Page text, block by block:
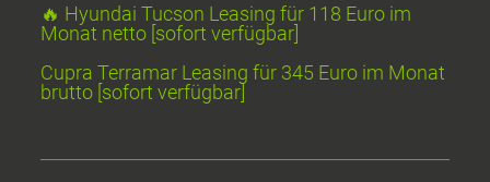
🔥 Hyundai Tucson Leasing für 118 Euro im
Monat netto [sofort verfügbar]
Cupra Terramar Leasing für 345 Euro im Monat
brutto [sofort verfügbar]